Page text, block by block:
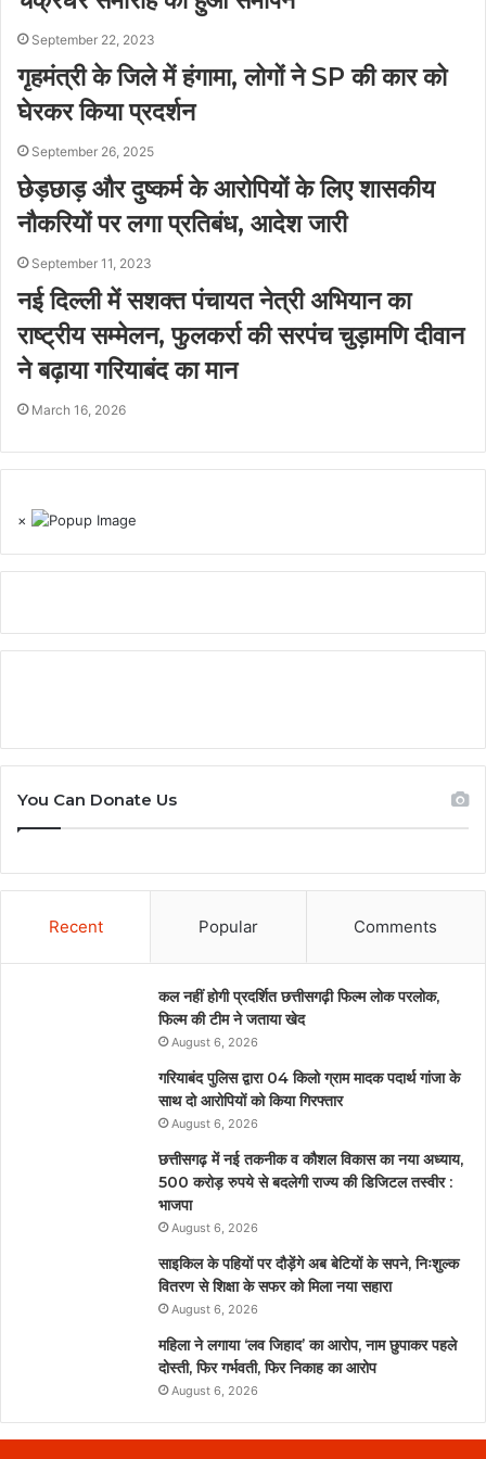
September 22, 2023
गृहमंत्री के जिले में हंगामा, लोगों ने SP की कार को
घेरकर किया प्रदर्शन
September 26, 2025
छेड़छाड़ और दुष्कर्म के आरोपियों के लिए शासकीय
नौकरियों पर लगा प्रतिबंध, आदेश जारी
September 11, 2023
नई दिल्ली में सशक्त पंचायत नेत्री अभियान का
राष्ट्रीय सम्मेलन, फुलकर्रा की सरपंच चुड़ामणि दीवान
ने बढ़ाया गरियाबंद का मान
March 16, 2026
×
You Can Donate Us
Recent Popular Comments
कल नहीं होगी प्रदर्शित छत्तीसगढ़ी फिल्म लोक परलोक,
फिल्म की टीम ने जताया खेद
August 6, 2026
गरियाबंद पुलिस द्वारा 04 किलो ग्राम मादक पदार्थ गांजा के
साथ दो आरोपियों को किया गिरफ्तार
August 6, 2026
छत्तीसगढ़ में नई तकनीक व कौशल विकास का नया अध्याय,
500 करोड़ रुपये से बदलेगी राज्य की डिजिटल तस्वीर :
भाजपा
August 6, 2026
साइकिल के पहियों पर दौड़ेंगे अब बेटियों के सपने, निःशुल्क
वितरण से शिक्षा के सफर को मिला नया सहारा
August 6, 2026
महिला ने लगाया ‘लव जिहाद’ का आरोप, नाम छुपाकर पहले
दोस्ती, फिर गर्भवती, फिर निकाह का आरोप
August 6, 2026